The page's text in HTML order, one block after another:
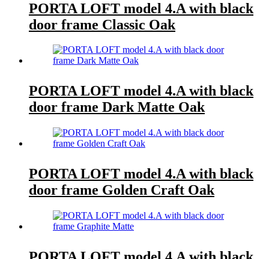
PORTA LOFT model 4.A with black
door frame Classic Oak
PORTA LOFT model 4.A with black
door frame Dark Matte Oak
PORTA LOFT model 4.A with black
door frame Golden Craft Oak